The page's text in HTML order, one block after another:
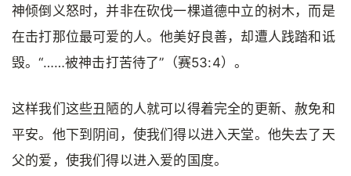
神倾倒义怒时，并非在砍伐一棵道德中立的树木，而是
在击打那位最可爱的人。他美好良善，却遭人践踏和诋
毁。“……被神击打苦待了”（赛53:4）。
这样我们这些丑陋的人就可以得着完全的更新、赦免和
平安。他下到阴间，使我们得以进入天堂。他失去了天
父的爱，使我们得以进入爱的国度。